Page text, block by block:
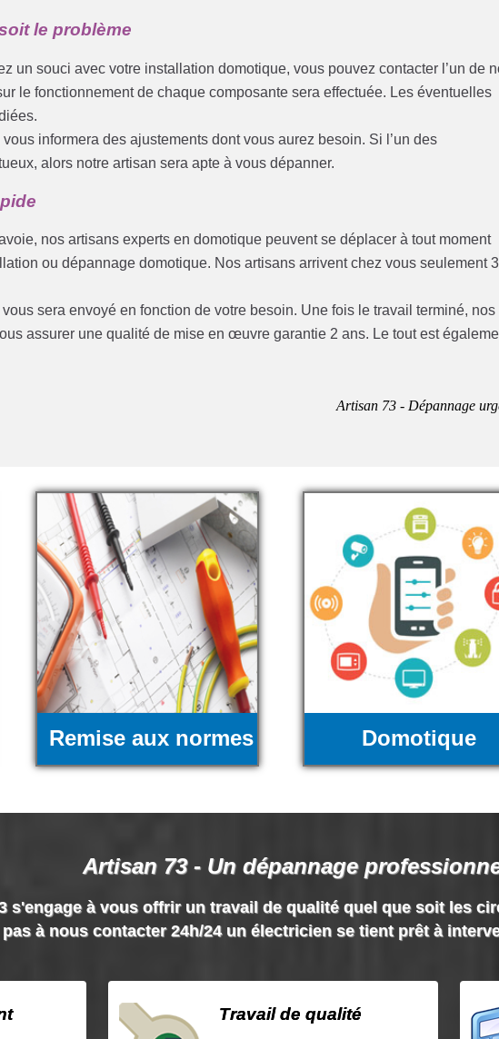
le problème
un souci avec votre installation domotique, vous pouvez contacter l’un de
le fonctionnement de chaque composante sera effectuée. Les éventuelles
informera des ajustements dont vous aurez besoin. Si l’un des
alors notre artisan sera apte à vous dépanner.
nos artisans experts en domotique peuvent se déplacer à tout moment
ou dépannage domotique. Nos artisans arrivent chez vous seulement
vous sera envoyé en fonction de votre besoin. Une fois le travail terminé, nos
assurer une qualité de mise en œuvre garantie 2 ans. Le tout est
Artisan 73 - Dépannage
Remise aux normes Domotique
Artisan 73 - Un dépannage
s'engage à vous offrir un travail de qualité quel que soit les
à nous contacter 24h/24 un électricien se tient prêt à
Travail de qualité